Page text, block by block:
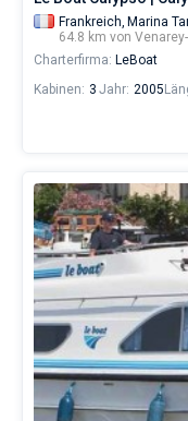
Frankreich, Marina
64.8 km von
Charterfirma: LeBoat
Kabinen: 3 Jahr: 2005